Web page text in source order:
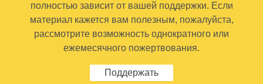
полностью зависит от вашей поддержки. Если
материал кажется вам полезным, пожалуйста,
рассмотрите возможность однократного или
ежемесячного пожертвования.
Поддержать